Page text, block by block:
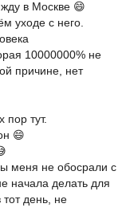
в Москве 😄
уходе с него.
10000000% не
причине, нет
пор тут.
😄
меня не обосрали с
начала делать для
день, не